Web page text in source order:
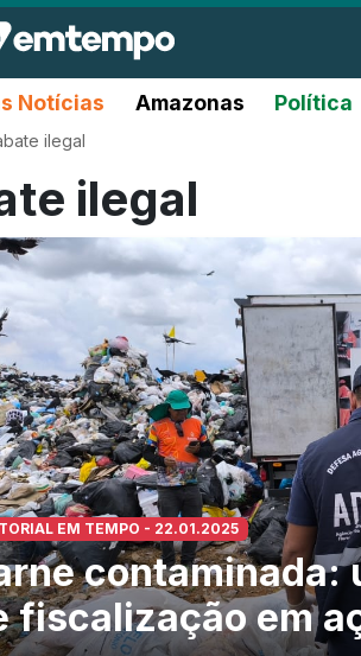
Notícias Amazonas Política
ilegal
ilegal
EM TEMPO - 22.01.2025
contaminada:
fiscalização em